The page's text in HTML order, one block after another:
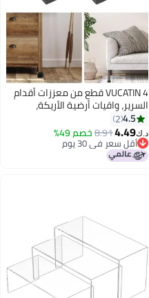
VUCATIN 4 قطع من معززات أقدام
السرير، واقيات أرضية الأريكة،
رافعات الأثاث، رافعة سرير الأثاث
القابلة للتعديل، رافعات أرجل الأثاث،
رافعات الأريكة لدعامات الأريكة،
قاعدة بلاستيكية غير قابلة للانزلاق
(أسود)
4.5
2
د.ك‏4.49
8.91خصم 49%
أقل سعر في 30 يوم
أقل سعر في 30 يوم